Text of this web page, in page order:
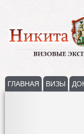
ГЛАВНАЯ ВИЗЫ